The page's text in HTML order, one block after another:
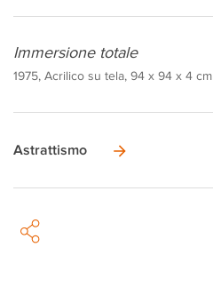
Immersione totale
1975, Acrilico su tela, 94 x 94 x 4 cm
Astrattismo